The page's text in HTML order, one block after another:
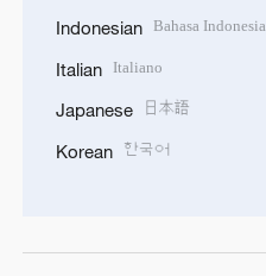
Indonesian Bahasa Indonesia
Italian Italiano
Japanese 日本語
Korean 한국어